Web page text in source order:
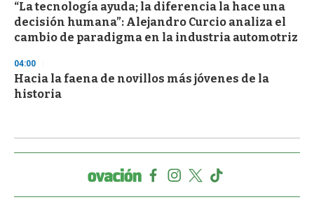
“La tecnología ayuda; la diferencia la hace una
decisión humana”: Alejandro Curcio analiza el
cambio de paradigma en la industria automotriz
04:00
Hacia la faena de novillos más jóvenes de la
historia